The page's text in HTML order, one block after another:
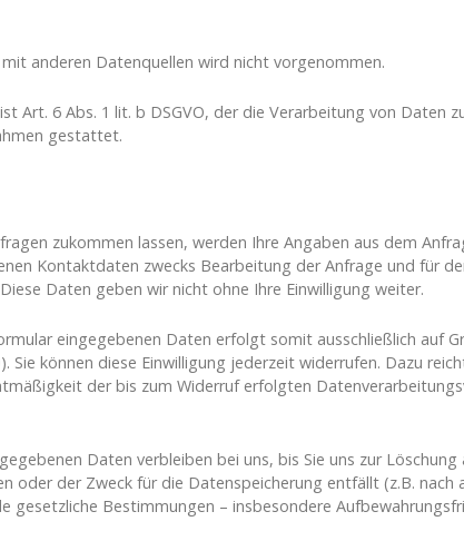
anderen Datenquellen wird nicht vorgenommen.
Art. 6 Abs. 1 lit. b DSGVO, der die Verarbeitung von Daten
gestattet.
zukommen lassen, werden Ihre Angaben aus dem
Kontaktdaten zwecks Bearbeitung der Anfrage und für
Daten geben wir nicht ohne Ihre Einwilligung weiter.
eingegebenen Daten erfolgt somit ausschließlich auf
Sie können diese Einwilligung jederzeit widerrufen. Dazu
der bis zum Widerruf erfolgten
Daten verbleiben bei uns, bis Sie uns zur
oder der Zweck für die Datenspeicherung entfällt (z.B. nach
gesetzliche Bestimmungen – insbesondere